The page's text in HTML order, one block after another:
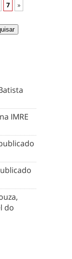
7 »
IMRE
do